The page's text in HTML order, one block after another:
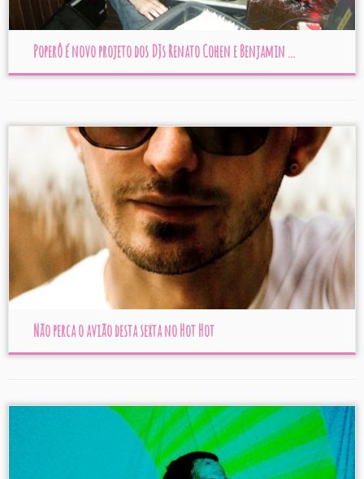
Poperô é novo projeto dos DJs Renato Cohen e Benjamin ...
Não perca o avião desta sexta no Hot Hot